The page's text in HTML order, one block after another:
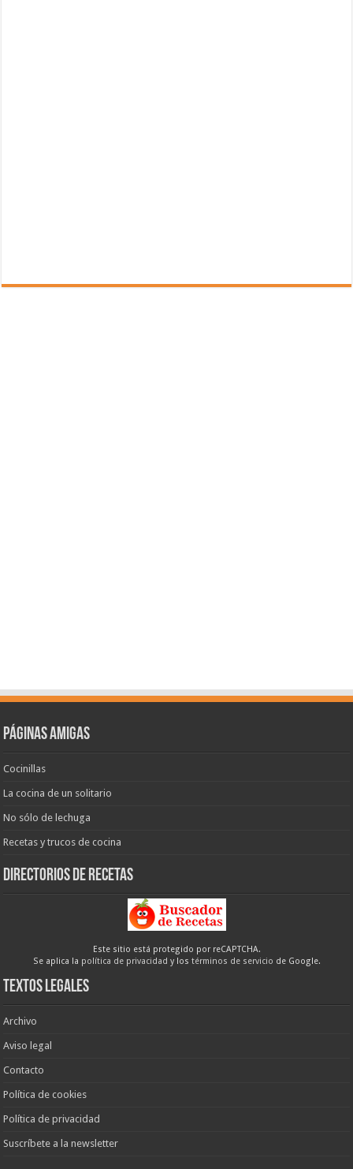
Páginas amigas
Cocinillas
La cocina de un solitario
No sólo de lechuga
Recetas y trucos de cocina
Directorios de recetas
Este sitio está protegido por reCAPTCHA.
Se aplica la política de privacidad y los términos de servicio de Google.
Textos legales
Archivo
Aviso legal
Contacto
Política de cookies
Política de privacidad
Suscríbete a la newsletter